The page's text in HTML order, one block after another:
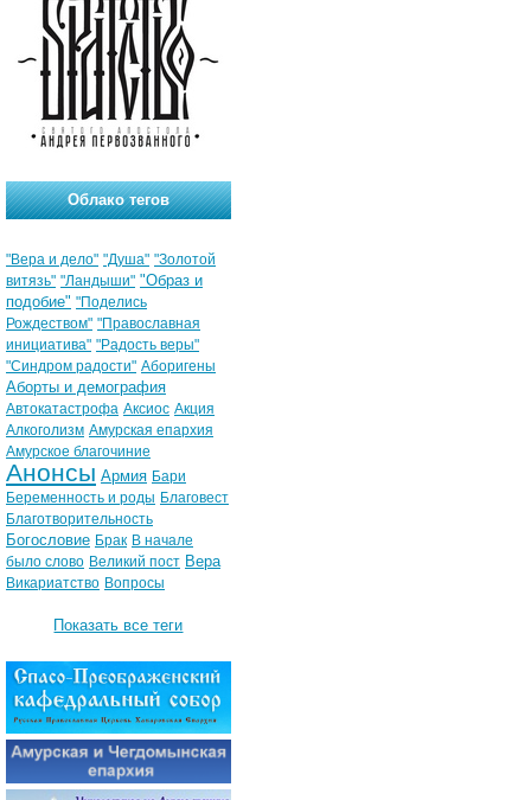
Облако тегов
"Вера и дело" "Душа" "Золотой
витязь" "Ландыши" "Образ и
подобие" "Поделись
Рождеством" "Православная
инициатива" "Радость веры"
"Синдром радости" Аборигены
Аборты и демография
Автокатастрофа Аксиос Акция
Алкоголизм Амурская епархия
Амурское благочиние
Анонсы Армия Бари
Беременность и роды Благовест
Благотворительность
Богословие Брак В начале
было слово Великий пост Вера
Викариатство Вопросы
Показать все теги